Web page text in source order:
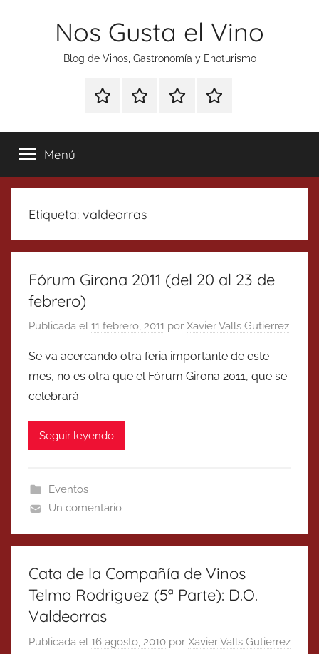
Nos Gusta el Vino
Blog de Vinos, Gastronomía y Enoturismo
Especial
Tonics
Enoturismo
Gastronomía
RankingContacto
Menú
Etiqueta: valdeorras
Fórum Girona 2011 (del 20 al 23 de
febrero)
Publicada el 11 febrero, 2011 por Xavier Valls Gutierrez
Se va acercando otra feria importante de este
mes, no es otra que el Fórum Girona 2011, que se
celebrará
Seguir leyendo
Eventos
Un comentario
Cata de la Compañía de Vinos
Telmo Rodriguez (5ª Parte): D.O.
Valdeorras
Publicada el 16 agosto, 2010 por Xavier Valls Gutierrez